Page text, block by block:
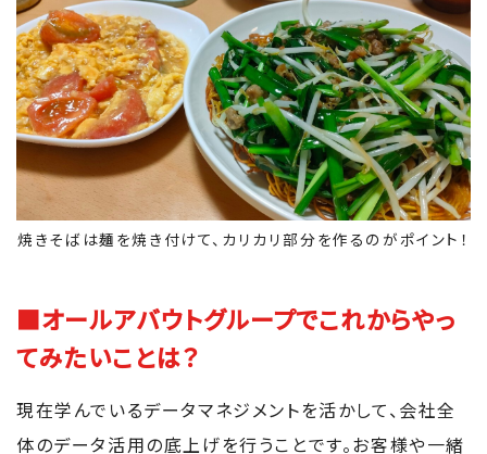
焼きそばは麺を焼き付けて、カリカリ部分を作るのがポイント！
■オールアバウトグループでこれからやっ
てみたいことは？
現在学んでいるデータマネジメントを活かして、会社全
体のデータ活用の底上げを行うことです。お客様や一緒